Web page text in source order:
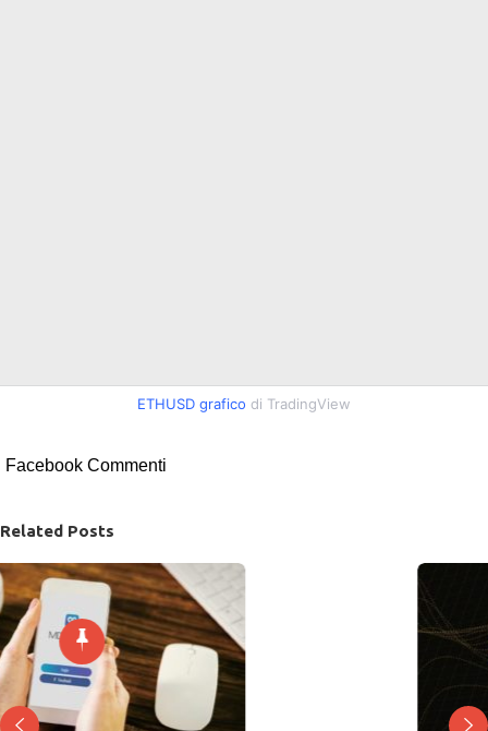
ETHUSD grafico di TradingView
Facebook Commenti
Related Posts